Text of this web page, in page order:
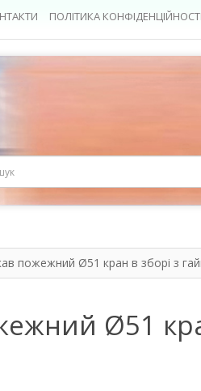
ПОЛІТИКА КОНФІДЕНЦІЙНОСТІ
пожежний Ø51 кран в зборі з
Ø51